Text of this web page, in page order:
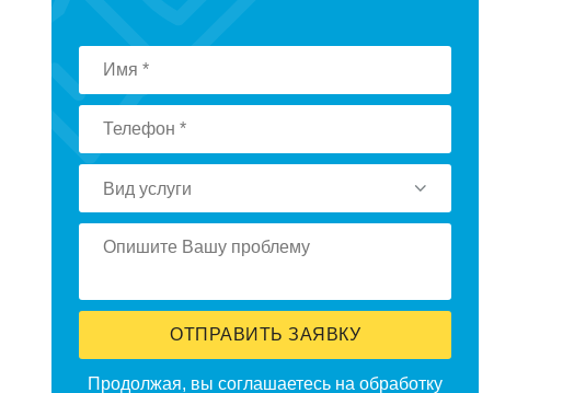
Вид услуги
ОТПРАВИТЬ ЗАЯВКУ
Продолжая, вы соглашаетесь на обработку